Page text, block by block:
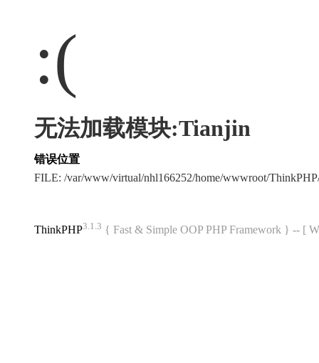
:(
无法加载模块:Tianjin
错误位置
FILE: /var/www/virtual/nhl166252/home/wwwroot/
ThinkPHP3.1.3 { Fast & Simple OOP PHP Framework } -- [